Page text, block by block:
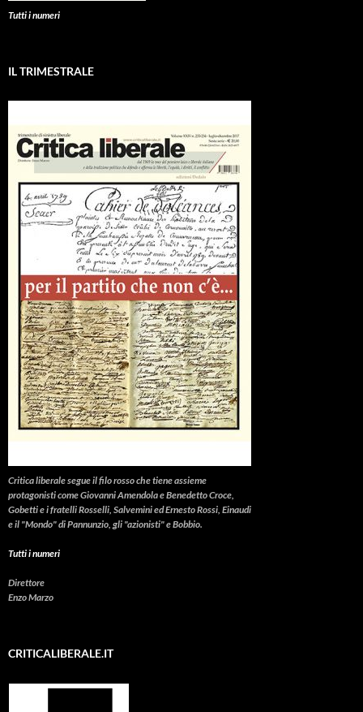
Tutti i numeri
IL TRIMESTRALE
Critica liberalesegue il filo rosso che tiene assieme
protagonisti come Giovanni Amendola e Benedetto Croce,
Gobetti e i fratelli Rosselli, Salvemini ed Ernesto Rossi, Einaudi
e il "Mondo" di Pannunzio, gli "azionisti" e Bobbio.
Tutti i numeri
Direttore
Enzo Marzo
CRITICALIBERALE.IT